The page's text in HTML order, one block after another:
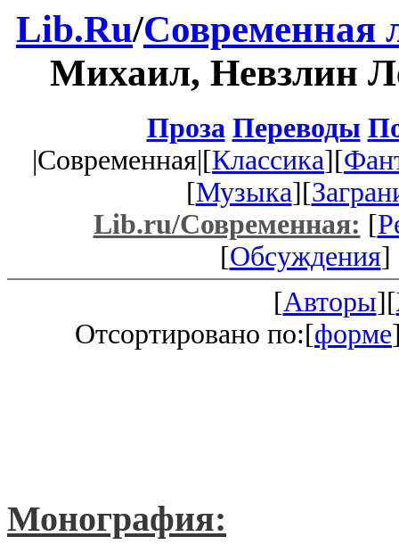
Lib.Ru/Современная
Михаил, Невзлин
Проза Переводы
|Современная|[Классика][
[Музыка][
Lib.ru/Современная: [
[Обсуждения]
[Авторы][
Отсортировано по:[форме
Монография: